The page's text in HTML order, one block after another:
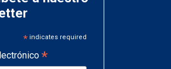
* indicates required
*